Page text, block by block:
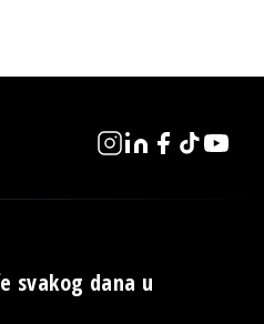
svakog dana u